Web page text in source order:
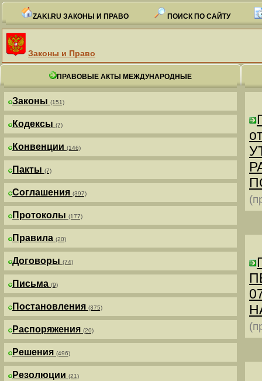
ZAKI.RU ЗАКОНЫ И ПРАВО ПОИСК ПО САЙТУ
Законы и Право
ПРАВОВЫЕ АКТЫ МЕЖДУНАРОДНЫЕ
Законы (151)
Кодексы (7)
Конвенции (146)
Пакты (7)
Соглашения (397)
Протоколы (177)
Правила (20)
Договоры (74)
Письма (9)
Постановления (375)
Распоряжения (20)
Решения (496)
Резолюции (21)